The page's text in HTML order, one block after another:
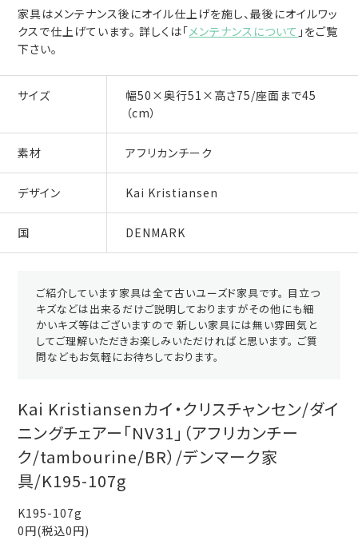
家具はメンテナンス後にオイル仕上げを施し、最後にオイルワッ
クスで仕上げています。 詳しくは「メンテナンスについて 」をご覧
下さい。
サイズ
幅50×奥行51×高さ75/座面まで45
（cm）
素材 アフリカンチーク
デザイン Kai Kristiansen
国 DENMARK
ご紹介しています家具は全て古いユーズド家具です。 目立つ
キズなどは出来るだけご説明しておりますがその他にも細
かいキズ等はございますので 新しい家具には無い雰囲気と
してご理解いただきお楽しみいただければと思います。 ご質
問などもお気軽にお待ちしております。
Kai Kristiansenカイ・クリスチャンセン/ダイ
ニングチェアー「NV31」（アフリカンチー
ク/tambourine/BR）/デンマーク家
具/K195-107g
K195-107g
0円(税込0円)